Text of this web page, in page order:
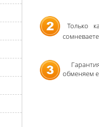
Только
обменяем